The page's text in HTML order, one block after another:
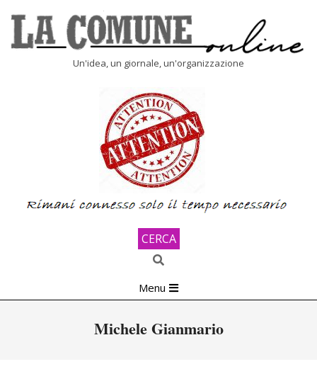
content
Un'idea, un giornale, un'organizzazione
CERCA
Search
Navigation
Menu
Michele Gianmario